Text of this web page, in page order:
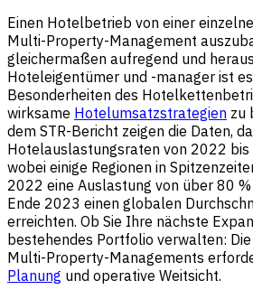
Einen Hotelbetrieb von einer
Multi-Property-Management
gleichermaßen aufregend und
Hoteleigentümer und -manager ist
Besonderheiten des
wirksame Hotelumsatzstrategien zu
dem STR-Bericht zeigen die Daten,
Hotelauslastungsraten von 2022 bis
wobei einige Regionen in
2022 eine Auslastung von über 80
Ende 2023 einen globalen
erreichten. Ob Sie Ihre nächste
bestehendes Portfolio verwalten:
Multi-Property-Managements
Planung und operative Weitsicht.